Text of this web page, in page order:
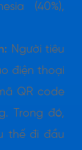
(40%),
Người tiêu
điện thoại
QR code
Trong đó,
thế đi đầu